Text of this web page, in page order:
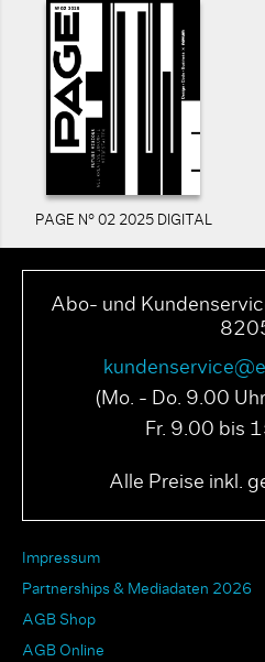
PAGE N° 02 2025 DIGITAL
Abo- und
(Mo. - Do. 9.00
Fr. 9.00 bis
Alle Preise inkl.
Impressum
Partnerships & Mediadaten 2026
AGB Shop
AGB Online